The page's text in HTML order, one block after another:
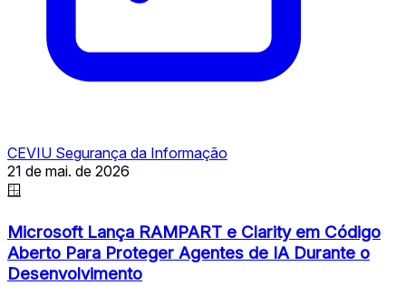
CEVIU Segurança da Informação
21 de mai. de 2026
🪟
Microsoft Lança RAMPART e Clarity em Código
Aberto Para Proteger Agentes de IA Durante o
Desenvolvimento